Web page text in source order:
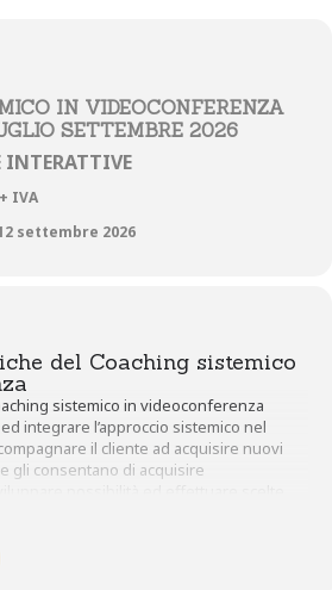
IN VIDEOCONFERENZA
SETTEMBRE 2026
INTERATTIVE
IVA
settembre 2026
del Coaching sistemico
sistemico in videoconferenza
integrare l’approccio sistemico nel
il cliente ad acquisire nuovi
gli consentano di acquisire
di riconoscere le interrelazioni fra le